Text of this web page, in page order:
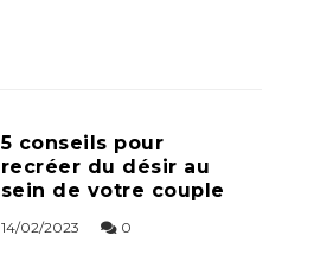
5 conseils pour
recréer du désir au
sein de votre couple
14/02/2023 0